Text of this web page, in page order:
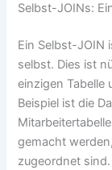
Selbst-JOINs:
Ein Selbst-JOIN
selbst. Dies ist
einzigen Tabelle
Beispiel ist die
gemacht
zugeordnet sind.